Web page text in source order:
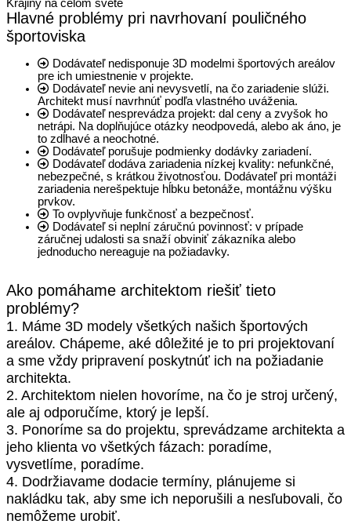
Krajiny na celom svete
Hlavné problémy pri navrhovaní pouličného
športoviska
Dodávateľ nedisponuje 3D modelmi športových areálov
pre ich umiestnenie v projekte.
Dodávateľ nevie ani nevysvetlí, na čo zariadenie slúži.
Architekt musí navrhnúť podľa vlastného uváženia.
Dodávateľ nesprevádza projekt: dal ceny a zvyšok ho
netrápi. Na doplňujúce otázky neodpovedá, alebo ak áno, je
to zdĺhavé a neochotné.
Dodávateľ porušuje podmienky dodávky zariadení.
Dodávateľ dodáva zariadenia nízkej kvality: nefunkčné,
nebezpečné, s krátkou životnosťou. Dodávateľ pri montáži
zariadenia nerešpektuje hĺbku betonáže, montážnu výšku
prvkov.
To ovplyvňuje funkčnosť a bezpečnosť.
Dodávateľ si neplní záručnú povinnosť: v prípade
záručnej udalosti sa snaží obviniť zákazníka alebo
jednoducho nereaguje na požiadavky.
Ako pomáhame architektom riešiť tieto
problémy?
1. Máme 3D modely všetkých našich športových
areálov. Chápeme, aké dôležité je to pri projektovaní
a sme vždy pripravení poskytnúť ich na požiadanie
architekta.
2. Architektom nielen hovoríme, na čo je stroj určený,
ale aj odporučíme, ktorý je lepší.
3. Ponoríme sa do projektu, sprevádzame architekta a
jeho klienta vo všetkých fázach: poradíme,
vysvetlíme, poradíme.
4. Dodržiavame dodacie termíny, plánujeme si
nakládku tak, aby sme ich neporušili a nesľubovali, čo
nemôžeme urobiť.